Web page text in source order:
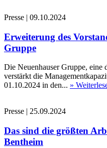
Presse | 09.10.2024
Erweiterung des
Gruppe
Die Neuenhauser Gruppe, eine
verstärkt die
01.10.2024 in den... »
Presse | 25.09.2024
Das sind die größten
Bentheim